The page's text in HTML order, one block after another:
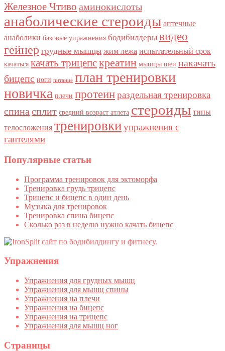
Железное Чтиво аминокислоты
анаболические стероиды аптечные
анаболики базовые упражнения бодибилдеры видео
гейнер грудные мышцы жим лежа испытательный срок
качаться качать трицепскреатин мышцы шеи накачать
бицепс ноги питание план тренировки
новичка плечи протеинраздельная тренировка
спина сплит средний возраст атлета стероиды типы
телосложения тренировкиупражнения с
гантелями
Популярные статьи
Программа тренировок для эктоморфа
Тренировка грудь трицепс
Трицепс и бицепс в один день
Музыка для тренировок
Тренировка спина бицепс
Сколько раз в неделю нужно качать бицепс
Упражнения
Упражнения для грудных мышц
Упражнения для мышц спины
Упражнения на плечи
Упражнения на бицепс
Упражнения на трицепс
Упражнения для мышц ног
Страницы